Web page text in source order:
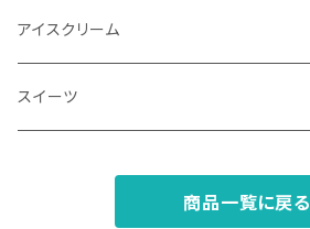
アイスクリーム
スイーツ
商品一覧に戻る